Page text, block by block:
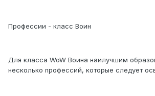
Профессии - класс Воин
Для класса WoW Воина наилучшим
несколько профессий, которые следует